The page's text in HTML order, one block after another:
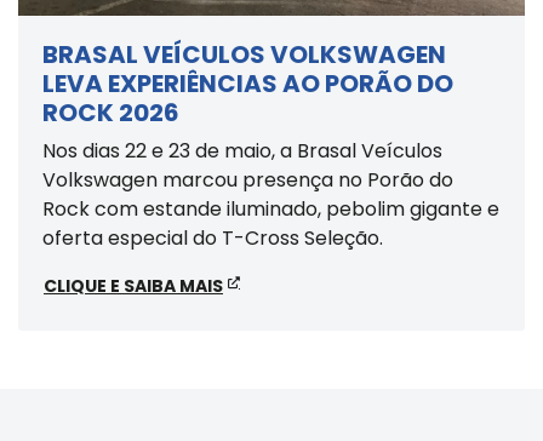
BRASAL VEÍCULOS VOLKSWAGEN
LEVA EXPERIÊNCIAS AO PORÃO DO
ROCK 2026
Nos dias 22 e 23 de maio, a Brasal Veículos
Volkswagen marcou presença no Porão do
Rock com estande iluminado, pebolim gigante e
oferta especial do T-Cross Seleção.
CLIQUE E SAIBA MAIS